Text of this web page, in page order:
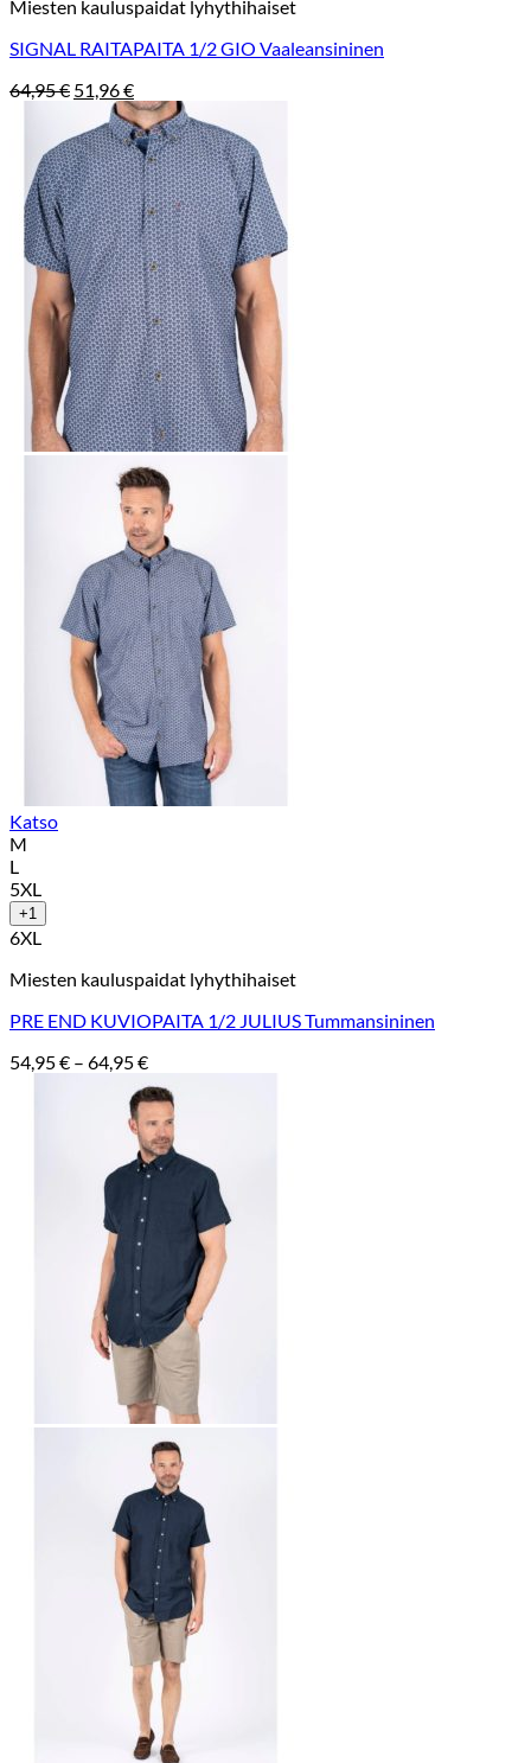
Miesten kauluspaidat lyhythihaiset
SIGNAL RAITAPAITA 1/2 GIO Vaaleansininen
64,95€ Alkuperäinen
hinta
oli:
64,95 €.
51,96€Nykyinen
hinta
on:
51,96 €.
Katso
M
L
5XL
+1
6XL
Miesten kauluspaidat lyhythihaiset
PRE END KUVIOPAITA 1/2 JULIUS Tummansininen
54,95€ – 64,95€Hintaluokka:
54,95 €
-
64,95 €